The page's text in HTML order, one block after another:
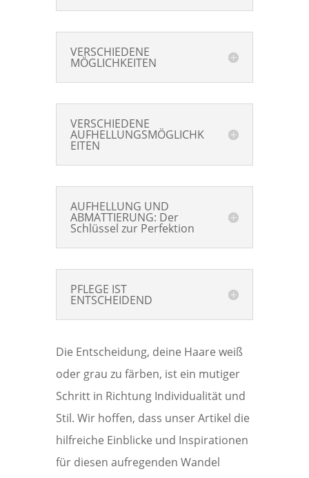
VERSCHIEDENE
MÖGLICHKEITEN
VERSCHIEDENE
AUFHELLUNGSMÖGLICHK
EITEN
AUFHELLUNG UND
ABMATTIERUNG: Der
Schlüssel zur Perfektion
PFLEGE IST
ENTSCHEIDEND
Die Entscheidung, deine Haare weiß
oder grau zu färben, ist ein mutiger
Schritt in Richtung Individualität und
Stil. Wir hoffen, dass unser Artikel die
hilfreiche Einblicke und Inspirationen
für diesen aufregenden Wandel